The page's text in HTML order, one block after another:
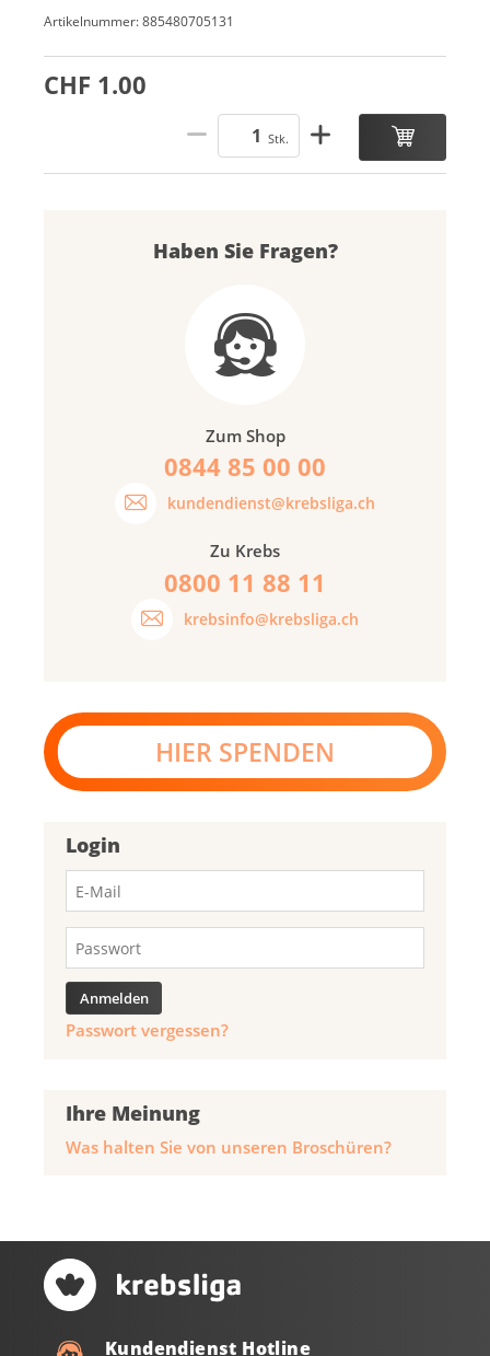
Artikelnummer: 885480705131
CHF 1.00
Stk.
Haben Sie Fragen?
Zum Shop
0844 85 00 00
kundendienst@krebsliga.ch
Zu Krebs
0800 11 88 11
krebsinfo@krebsliga.ch
HIER SPENDEN
Login
Passwort vergessen?
Ihre Meinung
Was halten Sie von unseren Broschüren?
Kundendienst Hotline